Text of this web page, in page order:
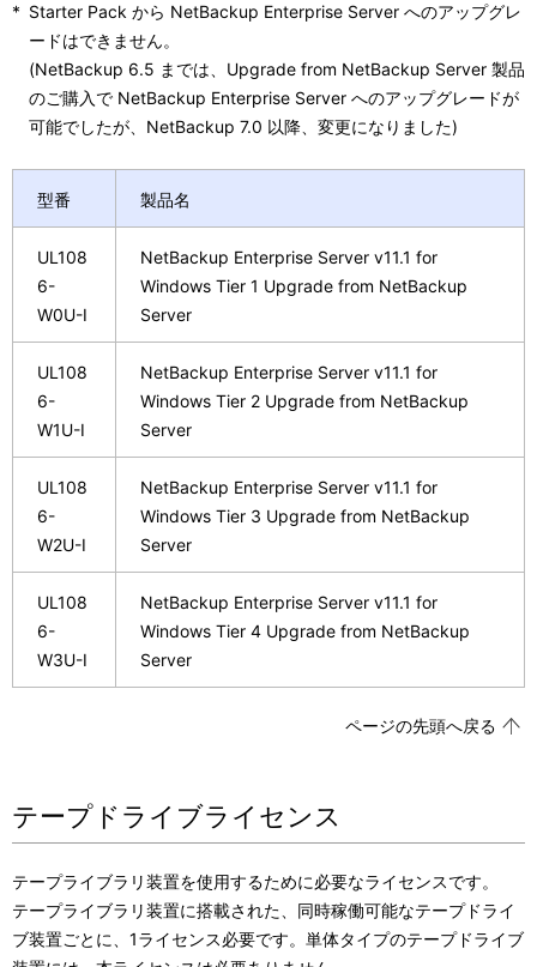
* Starter Pack から NetBackup Enterprise Server へのアップグレ
ードはできません。
(NetBackup 6.5 までは、Upgrade from NetBackup Server 製品
のご購入で NetBackup Enterprise Server へのアップグレードが
可能でしたが、NetBackup 7.0 以降、変更になりました)
型番 製品名
UL108
6-
W0U-I
NetBackup Enterprise Server v11.1 for
Windows Tier 1 Upgrade from NetBackup
Server
UL108
6-
W1U-I
NetBackup Enterprise Server v11.1 for
Windows Tier 2 Upgrade from NetBackup
Server
UL108
6-
W2U-I
NetBackup Enterprise Server v11.1 for
Windows Tier 3 Upgrade from NetBackup
Server
UL108
6-
W3U-I
NetBackup Enterprise Server v11.1 for
Windows Tier 4 Upgrade from NetBackup
Server
ページの先頭へ戻る
テープドライブライセンス
テープライブラリ装置を使用するために必要なライセンスです。
テープライブラリ装置に搭載された、同時稼働可能なテープドライ
ブ装置ごとに、1ライセンス必要です。単体タイプのテープドライブ